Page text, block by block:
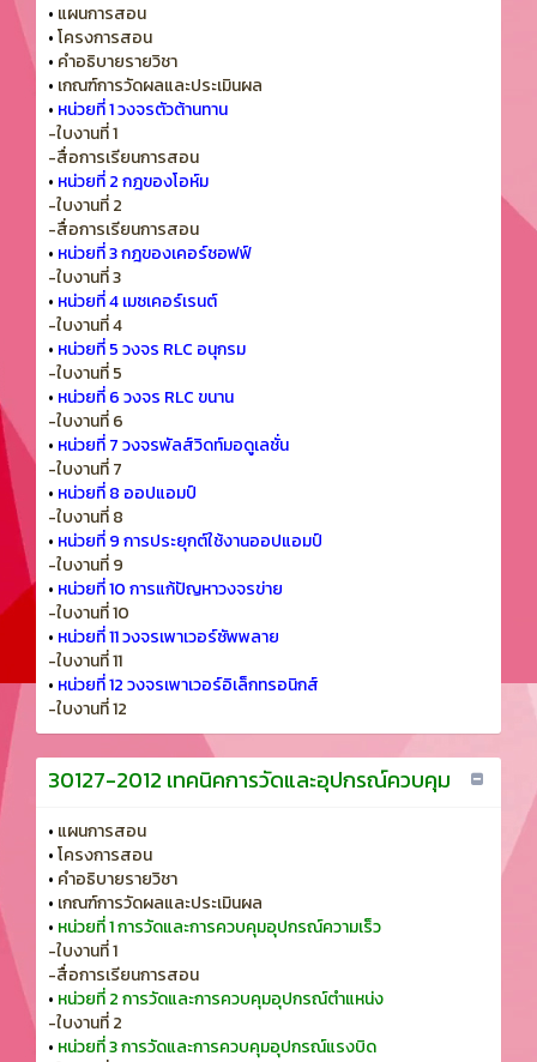
• แผนการสอน
•โครงการสอน
• คำอธิบายรายวิชา
• เกณฑ์การวัดผลและประเมินผล
• หน่วยที่ 1 วงจรตัวต้านทาน
-ใบงานที่ 1
-สื่อการเรียนการสอน
• หน่วยที่ 2 กฎของโอห์ม
-ใบงานที่ 2
-สื่อการเรียนการสอน
• หน่วยที่ 3 กฎของเคอร์ชอฟฟ์
-ใบงานที่ 3
• หน่วยที่ 4 เมชเคอร์เรนต์
-ใบงานที่ 4
• หน่วยที่ 5 วงจร RLC อนุกรม
-ใบงานที่ 5
• หน่วยที่ 6 วงจร RLC ขนาน
-ใบงานที่ 6
• หน่วยที่ 7 วงจรพัลส์วิดท์มอดูเลชั่น
-ใบงานที่ 7
• หน่วยที่ 8 ออปแอมป์
-ใบงานที่ 8
• หน่วยที่ 9 การประยุกต์ใช้งานออปแอมป์
-ใบงานที่ 9
• หน่วยที่ 10 การแก้ปัญหาวงจรข่าย
-ใบงานที่ 10
• หน่วยที่ 11 วงจรเพาเวอร์ซัพพลาย
-ใบงานที่ 11
• หน่วยที่ 12 วงจรเพาเวอร์อิเล็กทรอนิกส์
-ใบงานที่ 12
30127-2012 เทคนิคการวัดและอุปกรณ์ควบคุม
• แผนการสอน
•โครงการสอน
• คำอธิบายรายวิชา
• เกณฑ์การวัดผลและประเมินผล
• หน่วยที่ 1 การวัดและการควบคุมอุปกรณ์ความเร็ว
-ใบงานที่ 1
-สื่อการเรียนการสอน
• หน่วยที่ 2 การวัดและการควบคุมอุปกรณ์ตำแหน่ง
-ใบงานที่ 2
• หน่วยที่ 3 การวัดและการควบคุมอุปกรณ์แรงบิด